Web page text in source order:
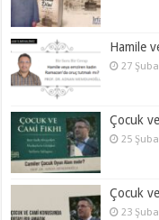
Hamile
27
Çocuk
25
Çocuk
23